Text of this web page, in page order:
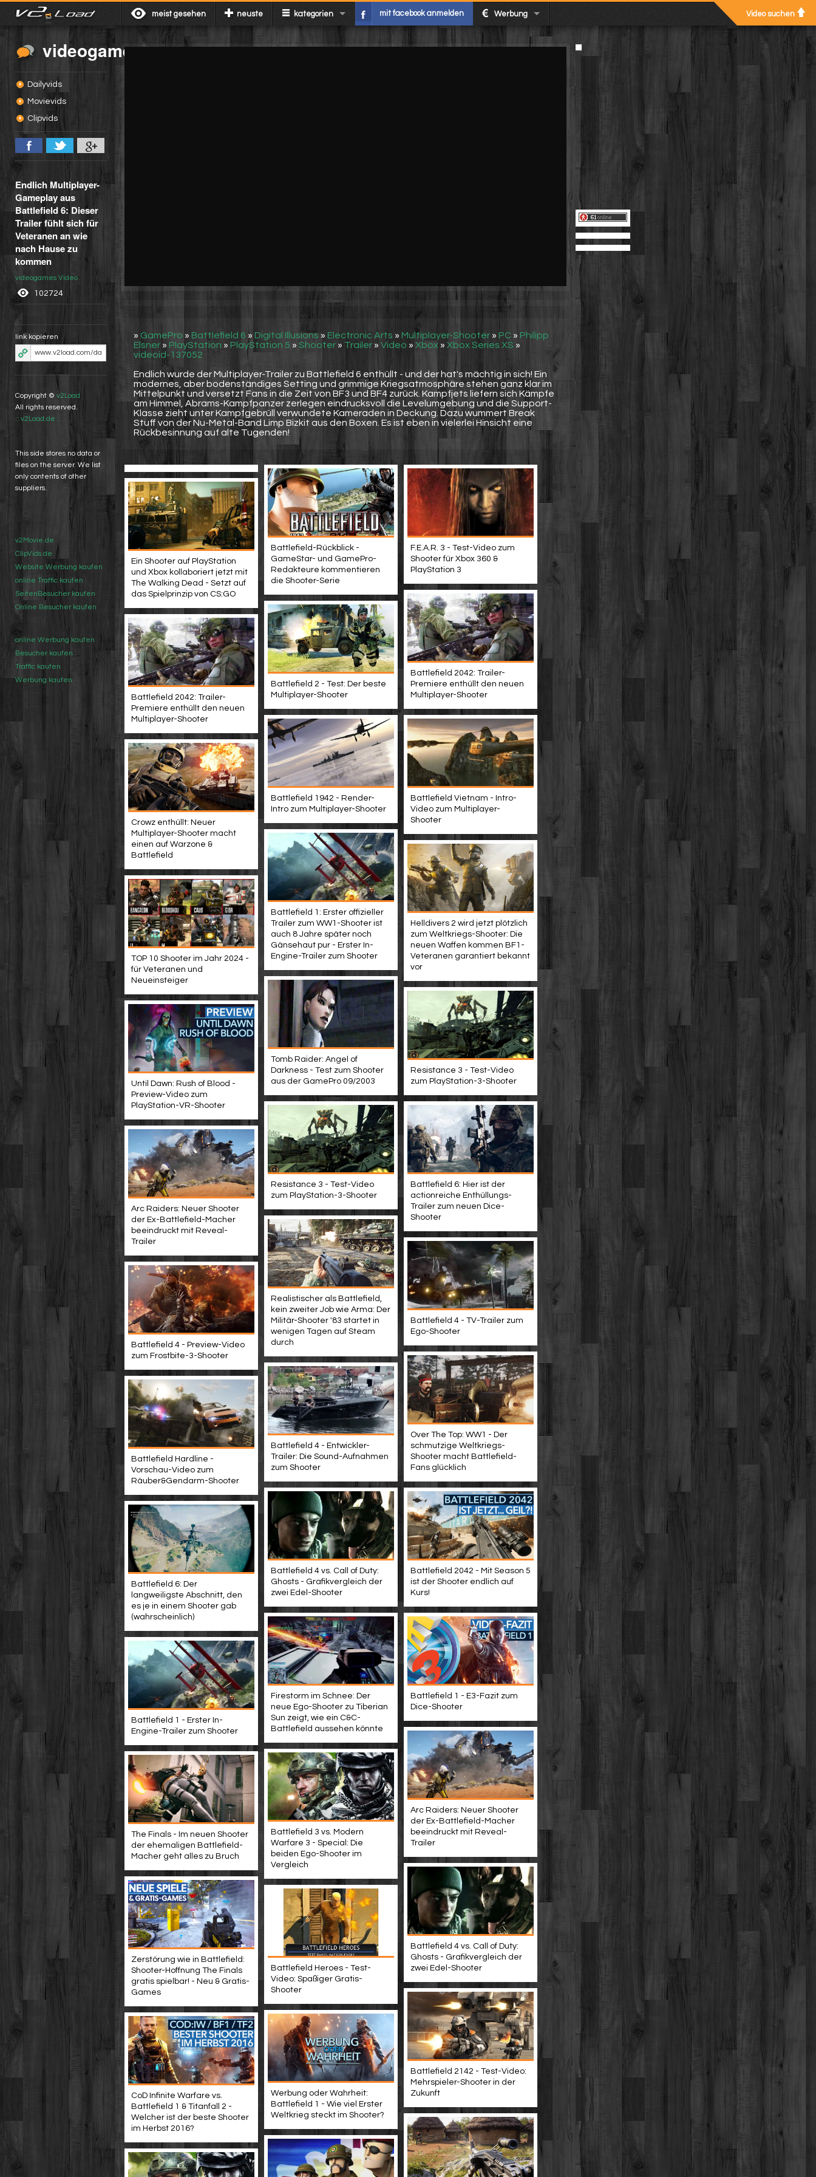
meist gesehen neuste kategorien mit facebook anmelden Werbung Video suchen
videogames
Dailyvids
Movievids
Clipvids
Endlich Multiplayer-
Gameplay aus
Battlefield 6: Dieser
Trailer fühlt sich für
Veteranen an wie
nach Hause zu
kommen
videogames Video
102724
link kopieren
Copyright © v2Load
All rights reserved.
:: v2Load.de ::
This side stores no data or
files on the server. We list
only contents of other
suppliers.
v2Movie.de
ClipVids.de
Website Werbung kaufen
online Traffic kaufen
SeitenBesucher kaufen
Online Besucher kaufen
online Werbung kaufen
Besucher kaufen
Traffic kaufen
Werbung kaufen
» GamePro » Battlefield 6 » Digital Illusions» Electronic Arts » Multiplayer-Shooter » PC » Philipp
Elsner » PlayStation » PlayStation 5 » Shooter » Trailer » Video » Xbox » Xbox Series XS »
videoid-137052
Endlich wurde der Multiplayer-Trailer zu Battlefield 6 enthüllt - und der hat's mächtig in sich! Ein
modernes, aber bodenständiges Setting und grimmige Kriegsatmosphäre stehen ganz klar im
Mittelpunkt und versetzt Fans in die Zeit von BF3 und BF4 zurück. Kampfjets liefern sich Kämpfe
am Himmel, Abrams-Kampfpanzer zerlegen eindrucksvoll die Levelumgebung und die Support-
Klasse zieht unter Kampfgebrüll verwundete Kameraden in Deckung. Dazu wummert Break
Stuff von der Nu-Metal-Band Limp Bizkit aus den Boxen. Es ist eben in vielerlei Hinsicht eine
Rückbesinnung auf alte Tugenden!
Battlefield-Rückblick -
GameStar- und GamePro-
Redakteure kommentieren
die Shooter-Serie
F.E.A.R. 3 - Test-Video zum
Shooter für Xbox 360 &
PlayStation 3
Ein Shooter auf PlayStation
und Xbox kollaboriert jetzt mit
The Walking Dead - Setzt auf
das Spielprinzip von CS:GO
Battlefield 2042: Trailer-
Premiere enthüllt den neuen
Multiplayer-Shooter
Battlefield 2 - Test: Der beste
Multiplayer-Shooter
Battlefield 2042: Trailer-
Premiere enthüllt den neuen
Multiplayer-Shooter
Battlefield 1942 - Render-
Intro zum Multiplayer-Shooter
Battlefield Vietnam - Intro-
Video zum Multiplayer-
Shooter
Crowz enthüllt: Neuer
Multiplayer-Shooter macht
einen auf Warzone &
Battlefield
Battlefield 1: Erster offizieller
Trailer zum WW1-Shooter ist
auch 8 Jahre später noch
Gänsehaut pur - Erster In-
Engine-Trailer zum Shooter
Helldivers 2 wird jetzt plötzlich
zum Weltkriegs-Shooter: Die
neuen Waffen kommen BF1-
Veteranen garantiert bekannt
vor
TOP 10 Shooter im Jahr 2024 -
für Veteranen und
Neueinsteiger
Tomb Raider: Angel of
Darkness - Test zum Shooter
aus der GamePro 09/2003
Resistance 3 - Test-Video
zum PlayStation-3-Shooter
Until Dawn: Rush of Blood -
Preview-Video zum
PlayStation-VR-Shooter
Resistance 3 - Test-Video
zum PlayStation-3-Shooter
Battlefield 6: Hier ist der
actionreiche Enthüllungs-
Trailer zum neuen Dice-
Shooter
Arc Raiders: Neuer Shooter
der Ex-Battlefield-Macher
beeindruckt mit Reveal-
Trailer
Realistischer als Battlefield,
kein zweiter Job wie Arma: Der
Militär-Shooter '83 startet in
wenigen Tagen auf Steam
durch
Battlefield 4 - TV-Trailer zum
Ego-Shooter
Battlefield 4 - Preview-Video
zum Frostbite-3-Shooter
Over The Top: WW1 - Der
schmutzige Weltkriegs-
Shooter macht Battlefield-
Fans glücklich
Battlefield 4 - Entwickler-
Trailer: Die Sound-Aufnahmen
zum Shooter
Battlefield Hardline -
Vorschau-Video zum
Räuber&Gendarm-Shooter
Battlefield 4 vs. Call of Duty:
Ghosts - Grafikvergleich der
zwei Edel-Shooter
Battlefield 2042 - Mit Season 5
ist der Shooter endlich auf
Kurs!
Battlefield 6: Der
langweiligste Abschnitt, den
es je in einem Shooter gab
(wahrscheinlich)
Firestorm im Schnee: Der
neue Ego-Shooter zu Tiberian
Sun zeigt, wie ein C&C-
Battlefield aussehen könnte
Battlefield 1 - E3-Fazit zum
Dice-Shooter
Battlefield 1 - Erster In-
Engine-Trailer zum Shooter
Arc Raiders: Neuer Shooter
der Ex-Battlefield-Macher
beeindruckt mit Reveal-
Trailer
Battlefield 3 vs. Modern
Warfare 3 - Special: Die
beiden Ego-Shooter im
Vergleich
The Finals - Im neuen Shooter
der ehemaligen Battlefield-
Macher geht alles zu Bruch
Battlefield 4 vs. Call of Duty:
Ghosts - Grafikvergleich der
zwei Edel-Shooter
Zerstörung wie in Battlefield:
Shooter-Hoffnung The Finals
gratis spielbar! - Neu & Gratis-
Games
Battlefield Heroes - Test-
Video: Spaßiger Gratis-
Shooter
Battlefield 2142 - Test-Video:
Mehrspieler-Shooter in der
Zukunft
Werbung oder Wahrheit:
Battlefield 1 - Wie viel Erster
Weltkrieg steckt im Shooter?
CoD Infinite Warfare vs.
Battlefield 1 & Titanfall 2 -
Welcher ist der beste Shooter
im Herbst 2016?